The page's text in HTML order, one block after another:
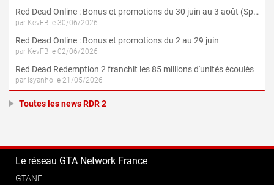
Red Dead Online : Bonus et promotions du 30 juin au 3 août (Spécial 4 Juillet)
par KevFB le 30/06/2026
Red Dead Online : Bonus et promotions du 2 au 29 juin
par KevFB le 02/06/2026
Red Dead Redemption 2 franchit les 85 millions d'unités écoulés
par Isyanho le 21/05/2026
Toutes les news RDR 2
Le réseau GTA Network France
GTANF